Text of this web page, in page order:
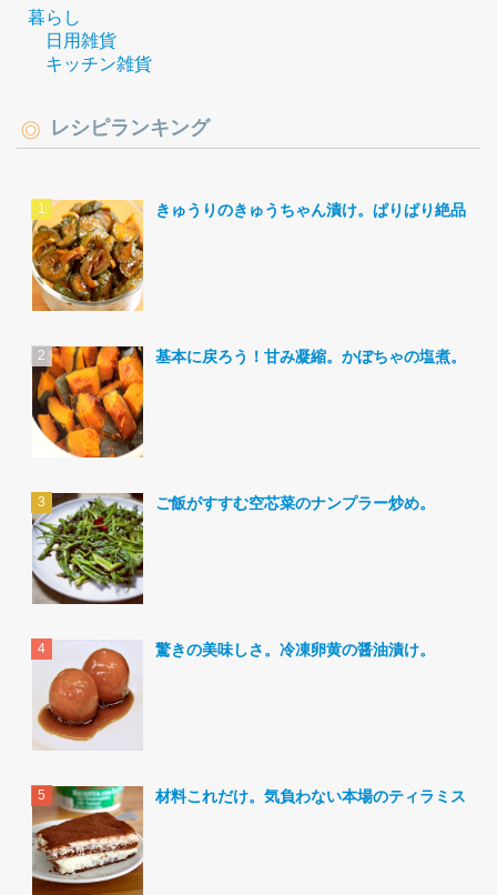
暮らし
日用雑貨
キッチン雑貨
レシピランキング
きゅうりのきゅうちゃん漬け。ぱりぱり絶品。
基本に戻ろう！甘み凝縮。かぼちゃの塩煮。
ご飯がすすむ空芯菜のナンプラー炒め。
驚きの美味しさ。冷凍卵黄の醤油漬け。
材料これだけ。気負わない本場のティラミス。